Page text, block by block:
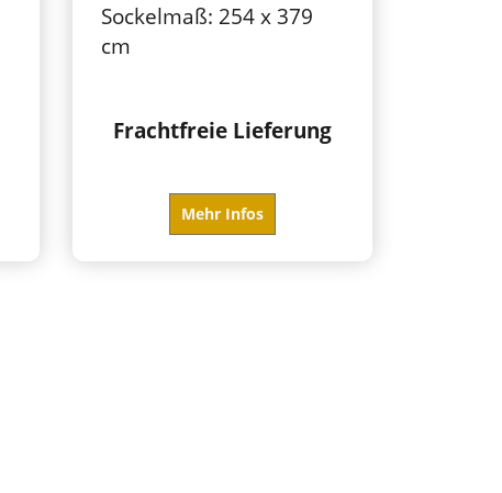
Sockelmaß: 254 x 379
cm
Frachtfreie Lieferung
Mehr Infos